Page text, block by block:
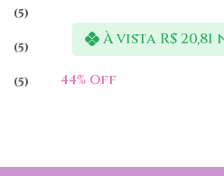
À vista R$ 20,81
44% Off
(5)
(5)
(5)